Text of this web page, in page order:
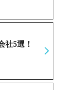
社5選！